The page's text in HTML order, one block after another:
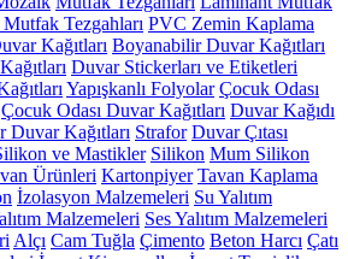
Tezgahları PVC Zemin Kaplama
Kağıtları Boyanabilir Duvar Kağıtları
Duvar Stickerları ve Etiketleri
Yapışkanlı Folyolar Çocuk Odası
Çocuk Odası Duvar Kağıtları Duvar Kağıdı
Duvar Kağıtları Strafor Duvar Çıtası
ve Mastikler Silikon Mum Silikon
Ürünleri Kartonpiyer Tavan Kaplama
İzolasyon Malzemeleri Su Yalıtım
Malzemeleri Ses Yalıtım Malzemeleri
Alçı Cam Tuğla Çimento Beton Harcı Çatı